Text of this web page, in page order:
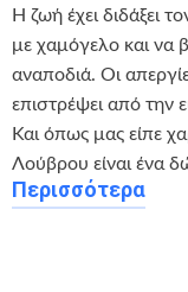
Η ζωή έχει διδάξει
με χαμόγελο και να
αναποδιά. Οι
επιστρέψει από την
Και όπως μας είπε
Λούβρου είναι ένα
Περισσότερα